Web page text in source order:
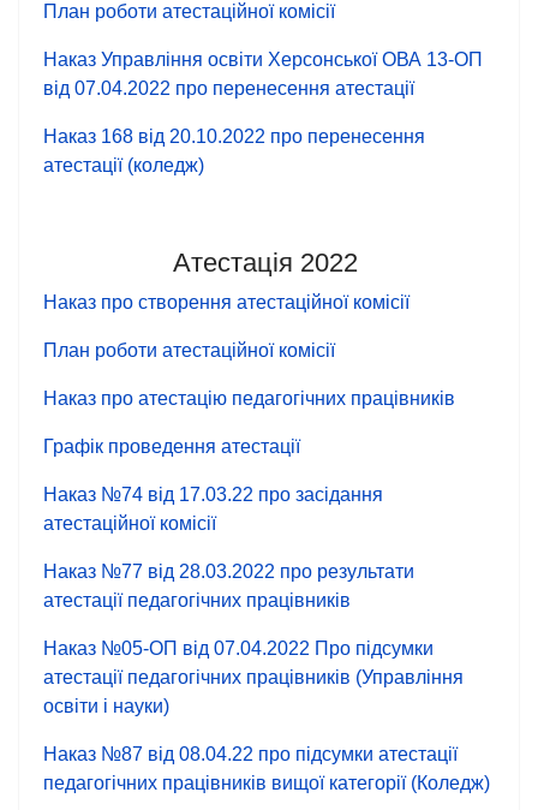
План роботи атестаційної комісії
Наказ Управління освіти Херсонської ОВА 13-ОП
від 07.04.2022 про перенесення атестації
Наказ 168 від 20.10.2022 про перенесення
атестації (коледж)
Атестація 2022
Наказ про створення атестаційної комісії
План роботи атестаційної комісії
Наказ про атестацію педагогічних працівників
Графік проведення атестації
Наказ №74 від 17.03.22 про засідання
атестаційної комісії
Наказ №77 від 28.03.2022 про результати
атестації педагогічних працівників
Наказ №05-ОП від 07.04.2022 Про підсумки
атестації педагогічних працівників (Управління
освіти і науки)
Наказ №87 від 08.04.22 про підсумки атестації
педагогічних працівників вищої категорії (Коледж)